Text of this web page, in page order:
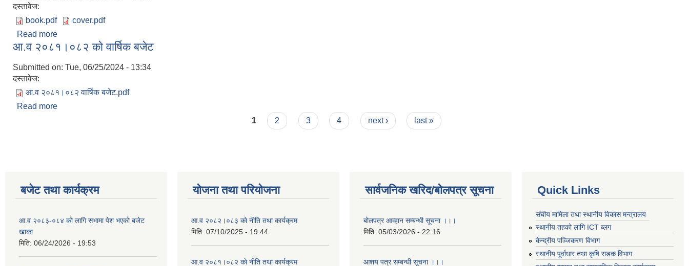
दस्तावेज:
book.pdf
cover.pdf
Read more
आ.व २०८१।०८२ काे वार्षिक बजेट
Submitted on: Tue, 06/25/2024 - 13:34
दस्तावेज:
आ‍.व २०८१।०८२ वार्षिक बजेट.pdf
Read more
1 2 3 4 next › last »
बजेट तथा कार्यक्रम
आ.व २०८३-०८४ काे लागि सभामा पेश भएकाे बजेट
खाका
मिति: 06/24/2026 - 19:53
योजना तथा परियोजना
आ.व २०८२।०८३ काे नीति तथा कार्यक्रम
मिति: 07/10/2025 - 19:44
आ.व २०८१।०८२ काे नीति तथा कार्यक्रम
सार्वजनिक खरिद/बोलपत्र सूचना
बोलपत्र आव्हान सम्बन्धी सूचना ।।।
मिति: 05/03/2026 - 22:16
आशय पत्र सम्बन्धी सूचना ।।।
Quick Links
संघीय मामिला तथा स्थानीय विकास मन्त्रालय
स्थानीय तहको लागि ICT ब्लग
केन्द्रीय पञ्जिकरण विभाग
स्थानीय पूर्वाधार तथा कृषि सडक विभाग